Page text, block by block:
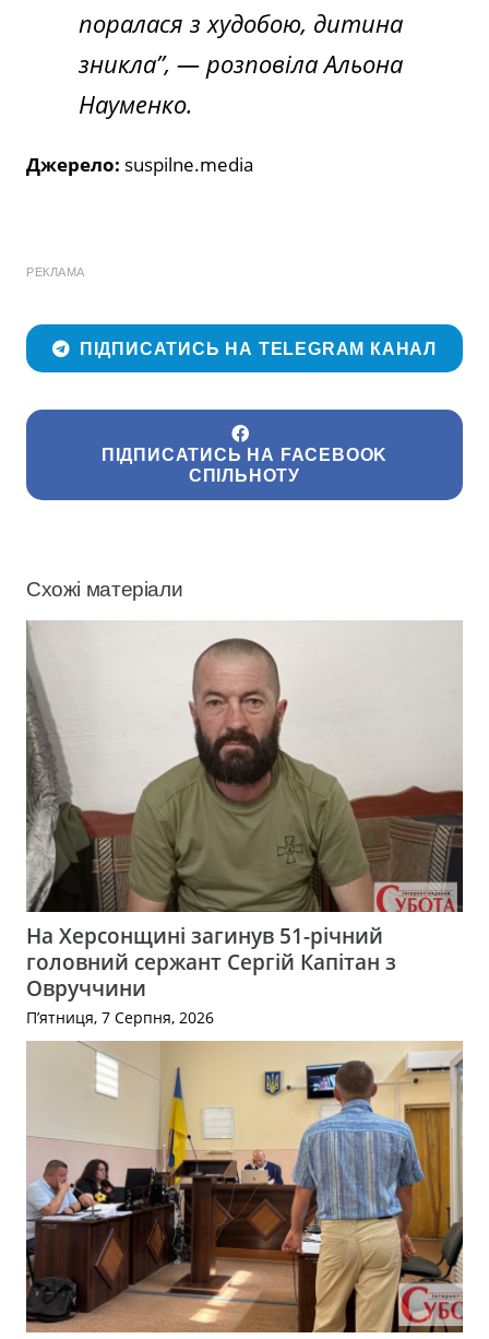
поралася з худобою, дитина
зникла”, — розповіла Альона
Науменко.
Джерело: suspilne.media
РЕКЛАМА
ПІДПИСАТИСЬ НА TELEGRAM КАНАЛ
ПІДПИСАТИСЬ НА FACEBOOK
СПІЛЬНОТУ
Схожі матеріали
На Херсонщині загинув 51-річний
головний сержант Сергій Капітан з
Овруччини
П’ятниця, 7 Серпня, 2026